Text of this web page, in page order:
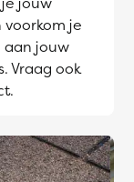
je
aan jouw
Vraag ook